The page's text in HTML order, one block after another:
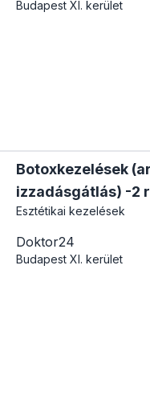
Budapest XI. kerület
Botoxkezelések
izzadásgátlás) -2
Esztétikai kezelések
Doktor24
Budapest XI. kerület